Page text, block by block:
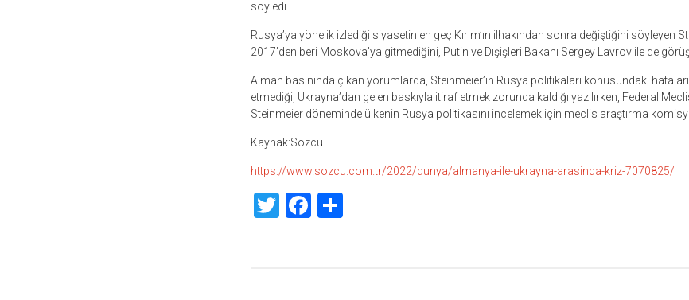
söyledi.
Rusya’ya yönelik izlediği siyasetin en geç Kırım’ın ilhakından sonra değiştiğini söyleyen
2017’den beri Moskova’ya gitmediğini, Putin ve Dışişleri Bakanı Sergey Lavrov ile de
Alman basınında çıkan yorumlarda, Steinmeier’in Rusya politikaları konusundaki
etmediği, Ukrayna’dan gelen baskıyla itiraf etmek zorunda kaldığı yazılırken, Federal
Steinmeier döneminde ülkenin Rusya politikasını incelemek için meclis araştırma
Kaynak:Sözcü
https://www.sozcu.com.tr/2022/dunya/almanya-ile-ukrayna-arasinda-kriz-7070825/
TwitterFacebook
Share